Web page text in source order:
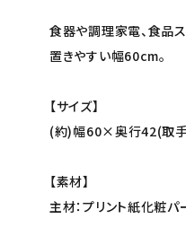
食器や調理家電、食品
置きやすい幅60cm。
【サイズ】
(約)幅60×奥行42(取
【素材】
主材：プリント紙化粧パ